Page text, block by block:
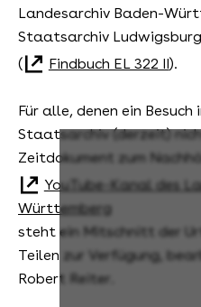
Landesarchiv Baden-
Staatsarchiv
(
Findbuch EL 322 II).
Für alle, denen ein
Staatsarchiv (derzeit)
Zeitdokument zum
YouTube-Kanal des
Württemberg
steht ein Mitschnitt der
Teilen zur Verfügung,
Robert Reiter.